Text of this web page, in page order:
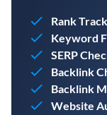
Rank
Keyword
SERP
Backlink
Backlink
Website